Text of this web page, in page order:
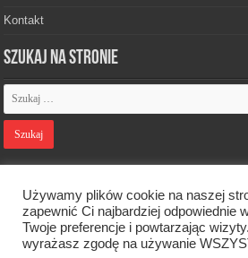
Kontakt
Szukaj na stronie
Designed by
Używamy plików cookie na naszej
zapewnić Ci najbardziej odpowiednie
Twoje preferencje i powtarzając
wyrażasz zgodę na używanie